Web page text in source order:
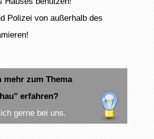
Polizei von außerhalb des
mehr zum Thema
erfahren?
gerne bei uns.